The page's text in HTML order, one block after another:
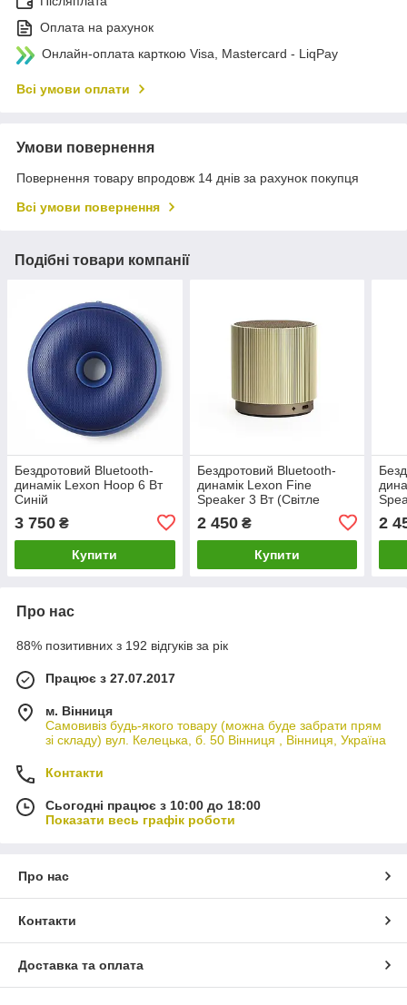
Оплата на рахунок
Онлайн-оплата карткою Visa, Mastercard - LiqPay
Всі умови оплати
Умови повернення
Повернення товару впродовж 14 днів за рахунок покупця
Всі умови повернення
Подібні товари компанії
Бездротовий Bluetooth-
динамік Lexon Hoop 6 Вт
Синій
3 750 ₴
Купити
Бездротовий Bluetooth-
динамік Lexon Fine
Speaker 3 Вт (Світле
2 450₴
Купити
2
Про нас
88% позитивних з 192 відгуків за рік
Працює з 27.07.2017
м. Вінниця
Самовивіз будь-якого товару (можна буде забрати прям
зі складу) вул. Келецька, б. 50 Вінниця , Вінниця, Україна
Контакти
Сьогодні працює з 10:00 до 18:00
Показати весь графік роботи
Про нас
Контакти
Доставка та оплата